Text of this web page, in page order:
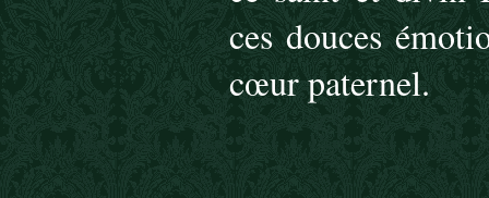
ces douces
cœur paternel.